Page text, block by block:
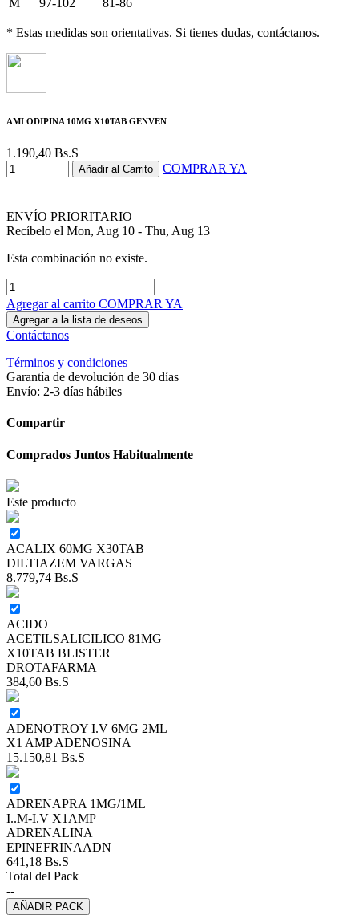
M 97-102 81-86
* Estas medidas son orientativas. Si tienes dudas, contáctanos.
AMLODIPINA 10MG X10TAB GENVEN
1.190,40 Bs.S
Añadir al Carrito COMPRAR YA
ENVÍO PRIORITARIO
Recíbelo el Mon, Aug 10 - Thu, Aug 13
Esta combinación no existe.
Agregar al carrito COMPRAR YA
Agregar a la lista de deseos
Contáctanos
Términos y condiciones
Garantía de devolución de 30 días
Envío: 2-3 días hábiles
Compartir
Comprados Juntos Habitualmente
Este producto
ACALIX 60MG X30TAB
DILTIAZEM VARGAS
8.779,74 Bs.S
ACIDO
ACETILSALICILICO 81MG
X10TAB BLISTER
DROTAFARMA
384,60 Bs.S
ADENOTROY I.V 6MG 2ML
X1 AMP ADENOSINA
15.150,81 Bs.S
ADRENAPRA 1MG/1ML
I..M-I.V X1AMP
ADRENALINA
EPINEFRINAADN
641,18 Bs.S
Total del Pack
--
AÑADIR PACK